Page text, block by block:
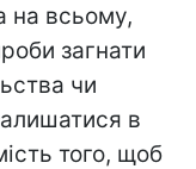
на всьому,
загнати
чи
в
того, щоб